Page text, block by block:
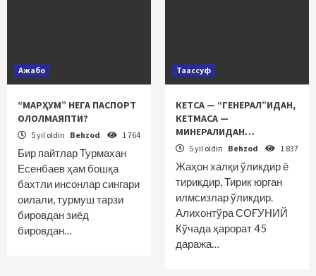
Ажабо
“МАРҲУМ” НЕГА ПАСПОРТ
ОЛОЛМАЯПТИ?
5 yil oldin Behzod 1 764
Бир пайтлар Турмахан
Есенбаев ҳам бошқа
бахтли инсонлар сингари
оилали, турмуш тарзи
бировдан зиёд
бировдан…
Таассуф
КEТСА — “ГЕНEРАЛ”ИДАН,
КEТМАСА —
МИНEРАЛИДАН…
5 yil oldin Behzod 1 837
Жаҳон халқи ўликдир ё
тирикдир, Тирик юрган
илмсизлар ўликдир.
Алихонтўра СОҒУНИЙ
Кўчада ҳарорат 45
даража…